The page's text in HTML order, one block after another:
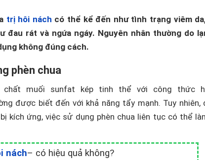
trị hôi nách có thể kể đến như tình trạng viêm
đau rát và ngứa ngáy. Nguyên nhân thường do
không đúng cách.
phèn chua
chất muối sunfat kép tinh thể với công thức
được biết đến với khả năng tẩy mạnh. Tuy nhiên,
kích ứng, việc sử dụng phèn chua liên tục có thể
nách– có hiệu quả không?